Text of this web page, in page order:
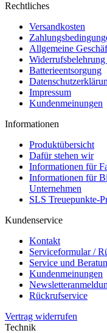
Rechtliches
Versandkosten
Allgemeine
Batterieentsorgung
Impressum
Kundenmeinungen
Informationen
Produktübersicht
Dafür stehen wir
Informationen für
Informationen für
Unternehmen
SLS Treuepunkte-
Kundenservice
Kontakt
Serviceformular /
Service und
Kundenmeinungen
Rückrufservice
Vertrag widerrufen
Technik